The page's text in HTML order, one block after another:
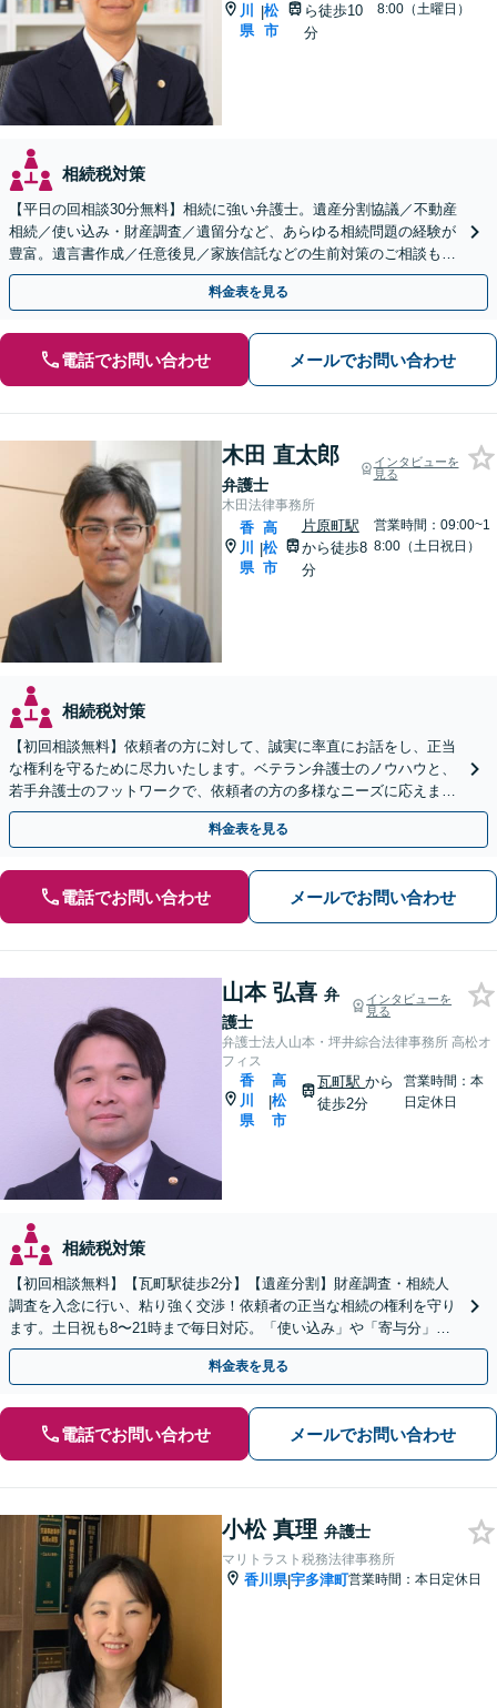
川
県
|松
市
ら徒歩10
分
8:00（土曜日）
相続税対策
【平日の回相談30分無料】相続に強い弁護士。遺産分割協議／不動産
相続／使い込み・財産調査／遺留分など、あらゆる相続問題の経験が
豊富。遺言書作成／任意後見／家族信託などの生前対策のご相談も承
ります【夜間・休日相談可】【個室】【瓦町駅10分】
料金表を見る
電話でお問い合わせ メールでお問い合わせ
木田 直太郎
弁護士
インタビューを
見る
木田法律事務所
香
川
県
|
高
松
市
片原町駅
から徒歩8
分
営業時間：09:00~1
8:00（土日祝日）
相続税対策
【初回相談無料】依頼者の方に対して、誠実に率直にお話をし、正当
な権利を守るために尽力いたします。ベテラン弁護士のノウハウと、
若手弁護士のフットワークで、依頼者の方の多様なニーズに応えま
す。
料金表を見る
電話でお問い合わせ メールでお問い合わせ
山本 弘喜 弁
護士
インタビューを
見る
弁護士法人山本・坪井綜合法律事務所 高松オ
フィス
香
川
県
|
高
松
市
瓦町駅から
徒歩2分
営業時間：本
日定休日
相続税対策
【初回相談無料】【瓦町駅徒歩2分】【遺産分割】財産調査・相続人
調査を入念に行い、粘り強く交渉！依頼者の正当な相続の権利を守り
ます。土日祝も8〜21時まで毎日対応。「使い込み」や「寄与分」の
調査もお任せください！【遺言書作成や相続放棄も対応】
料金表を見る
電話でお問い合わせ メールでお問い合わせ
小松 真理 弁護士
マリトラスト税務法律事務所
香川県|宇多津町営業時間：本日定休日